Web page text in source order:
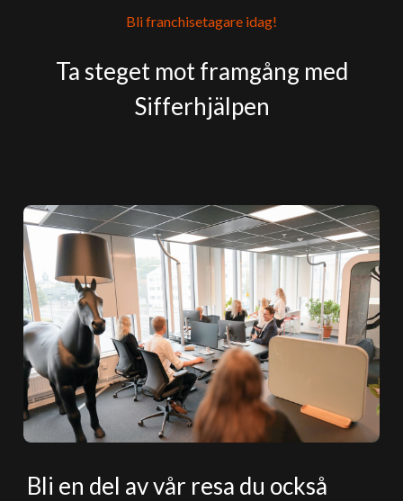
Bli franchisetagare idag!
Ta steget mot framgång med
Sifferhjälpen
Bli en del av vår resa du också